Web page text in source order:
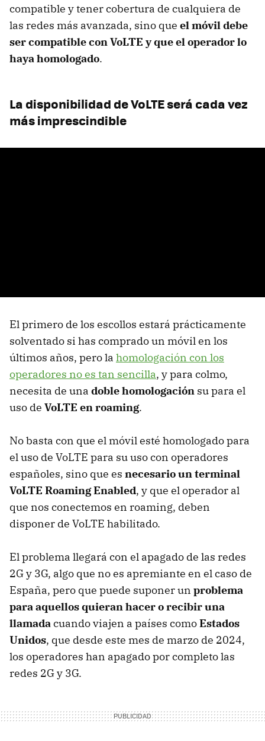
compatible y tener cobertura de cualquiera de
las redes más avanzada, sino que el móvil debe
ser compatible con VoLTE y que el operador lo
haya homologado.
La disponibilidad de VoLTE será cada vez
más imprescindible
El primero de los escollos estará prácticamente
solventado si has comprado un móvil en los
últimos años, pero la homologación con los
operadores no es tan sencilla, y para colmo,
necesita de una doble homologación su para el
uso de VoLTE en roaming.
No basta con que el móvil esté homologado para
el uso de VoLTE para su uso con operadores
españoles, sino que es necesario un terminal
VoLTE Roaming Enabled, y que el operador al
que nos conectemos en roaming, deben
disponer de VoLTE habilitado.
El problema llegará con el apagado de las redes
2G y 3G, algo que no es apremiante en el caso de
España, pero que puede suponer un problema
para aquellos quieran hacer o recibir una
llamadacuando viajen a países comoEstados
Unidos, que desde este mes de marzo de 2024,
los operadores han apagado por completo las
redes 2G y 3G.